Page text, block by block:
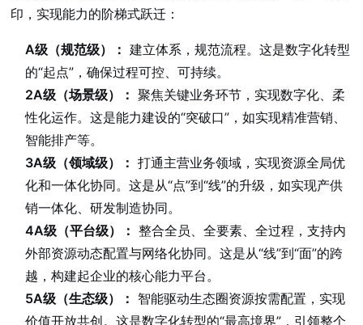
印，实现能力的阶梯式跃迁：
A级（规范级）： 建立体系，规范流程。这是数字化转型
的“起点”，确保过程可控、可持续。
2A级（场景级）： 聚焦关键业务环节，实现数字化、柔
性化运作。这是能力建设的“突破口”，如实现精准营销、
智能排产等。
3A级（领域级）： 打通主营业务领域，实现资源全局优
化和一体化协同。这是从“点”到“线”的升级，如实现产供
销一体化、研发制造协同。
4A级（平台级）： 整合全员、全要素、全过程，支持内
外部资源动态配置与网络化协同。这是从“线”到“面”的跨
越，构建起企业的核心能力平台。
5A级（生态级）： 智能驱动生态圈资源按需配置，实现
价值开放共创。这是数字化转型的“最高境界”，引领整个